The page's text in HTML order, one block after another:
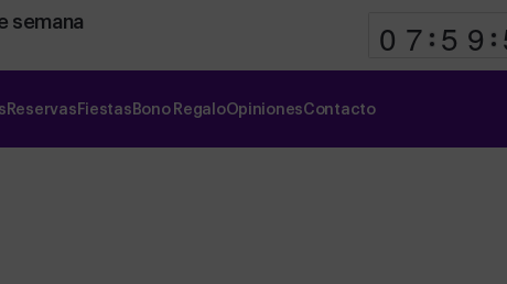
semana
Reservas Fiestas Bono RegaloOpinionesContacto